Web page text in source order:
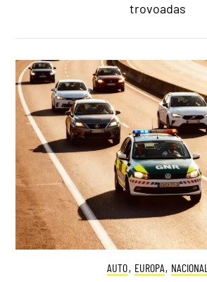
trovoadas
AUTO, EUROPA, NACIONAL